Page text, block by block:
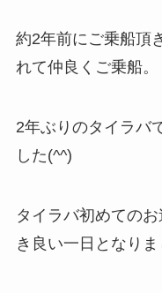
約2年前にご乗船頂
れて仲良くご乗船。
2年ぶりのタイラバ
した(^^)
タイラバ初めての
き良い一日となりま